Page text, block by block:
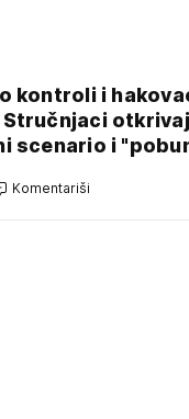
kontroli i
scenario i
Komentariši